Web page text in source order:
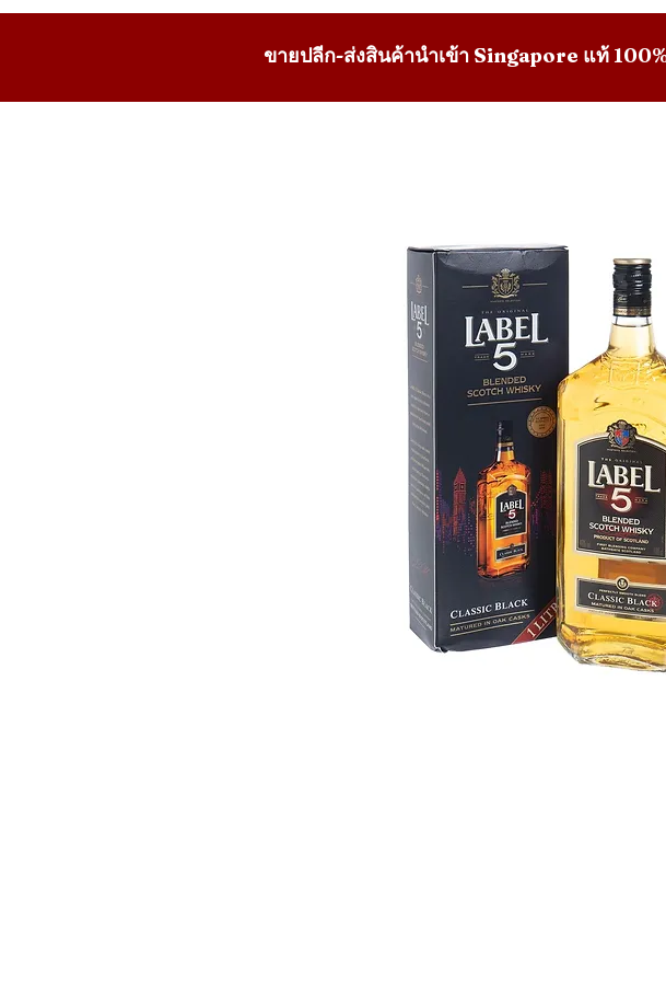
ขายปลีก-ส่งสินค้านำเข้า Singapore แท้